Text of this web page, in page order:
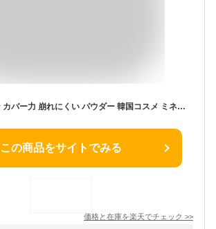
ファンデーション カバー力 崩れにくい パウダー 韓国コスメ ミネラル 【D-クリア ファンデーション レフィル 】 ファンデ 毛穴 40代 50代 ナチュラル オークル 送料無料 ディーレイ
この商品をサイトでみる
価格と在庫を楽天でチェック >>